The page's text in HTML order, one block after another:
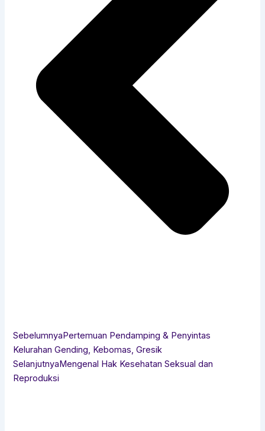
SebelumnyaPertemuan Pendamping & Penyintas
Kelurahan Gending, Kebomas, Gresik
SelanjutnyaMengenal Hak Kesehatan Seksual dan
Reproduksi